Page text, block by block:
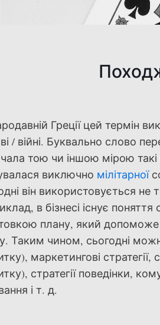
Греції цей термін
/ війні. Буквально слово
тою чи іншою мірою
виключно мілітарної
він використовується не
в бізнесі існує поняття
плану, який допоможе
Таким чином, сьогодні
маркетингові стратегії,
стратегії поведінки,
і т. д.